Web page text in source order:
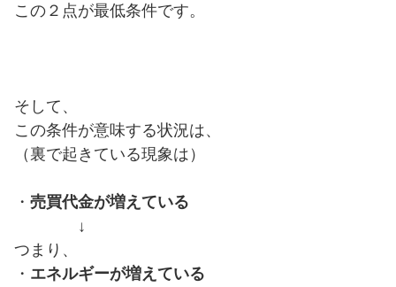
この２点が最低条件です。
そして、
この条件が意味する状況は、
（裏で起きている現象は）
・ 売買代金が増えている
↓
つまり、
・ エネルギーが増えている